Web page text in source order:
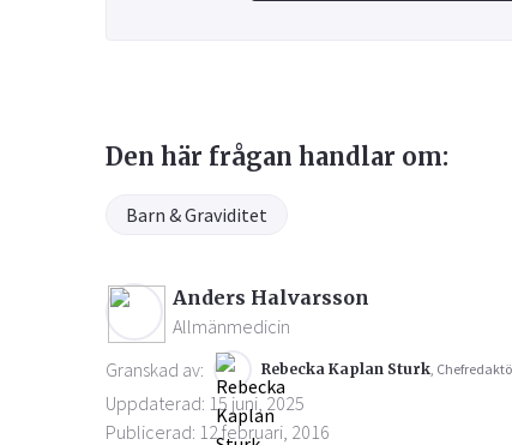
Den här frågan handlar om:
Barn & Graviditet
Anders Halvarsson
Allmänmedicin
Granskad av:
Rebecka Kaplan Sturk,
Uppdaterad: 15 juni, 2025
Publicerad: 12 februari, 2016